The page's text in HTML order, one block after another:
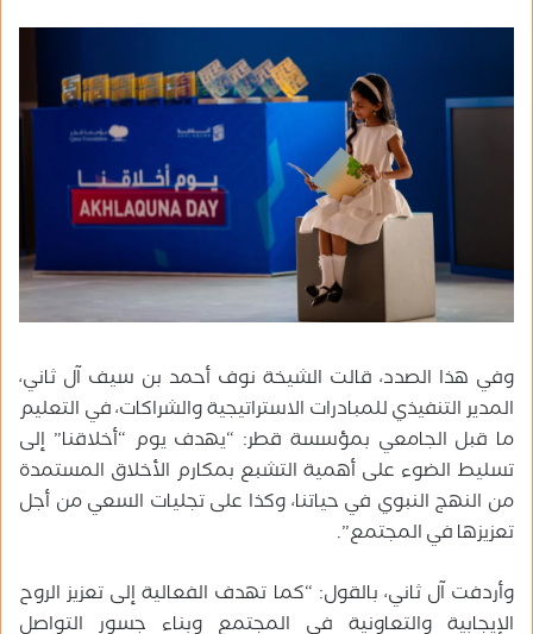
وفي هذا الصدد، قالت الشيخة نوف أحمد بن سيف آل ثاني،
المدير التنفيذي للمبادرات الاستراتيجية والشراكات، في التعليم
ما قبل الجامعي بمؤسسة قطر: “يهدف يوم “أخلاقنا” إلى
تسليط الضوء على أهمية التشبع بمكارم الأخلاق المستمدة
من النهج النبوي في حياتنا، وكذا على تجليات السعي من أجل
تعزيزها في المجتمع”.
وأردفت آل ثاني، بالقول: “كما تهدف الفعالية إلى تعزيز الروح
الإيجابية والتعاونية في المجتمع وبناء جسور التواصل